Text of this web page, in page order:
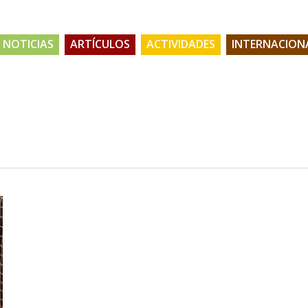
NOTICIAS ARTÍCULOS ACTIVIDADES